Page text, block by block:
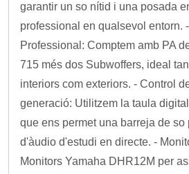
garantir un so nítid i una posada
professional en qualsevol entorn.
Professional: Comptem amb PA
715 més dos Subwoffers, ideal
interiors com exteriors. - Control
generació: Utilitzem la taula
que ens permet una barreja de
d'àudio d'estudi en directe. -
Monitors Yamaha DHR12M per